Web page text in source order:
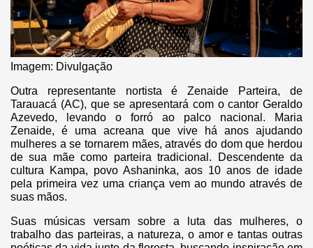
Imagem: Divulgação
Outra representante nortista é Zenaide Parteira, de
Tarauacá (AC), que se apresentará com o cantor Geraldo
Azevedo, levando o forró ao palco nacional. Maria
Zenaide, é uma acreana que vive há anos ajudando
mulheres a se tornarem mães, através do dom que herdou
de sua mãe como parteira tradicional. Descendente da
cultura Kampa, povo Ashaninka, aos 10 anos de idade
pela primeira vez uma criança vem ao mundo através de
suas mãos.
Suas músicas versam sobre a luta das mulheres, o
trabalho das parteiras, a natureza, o amor e tantas outras